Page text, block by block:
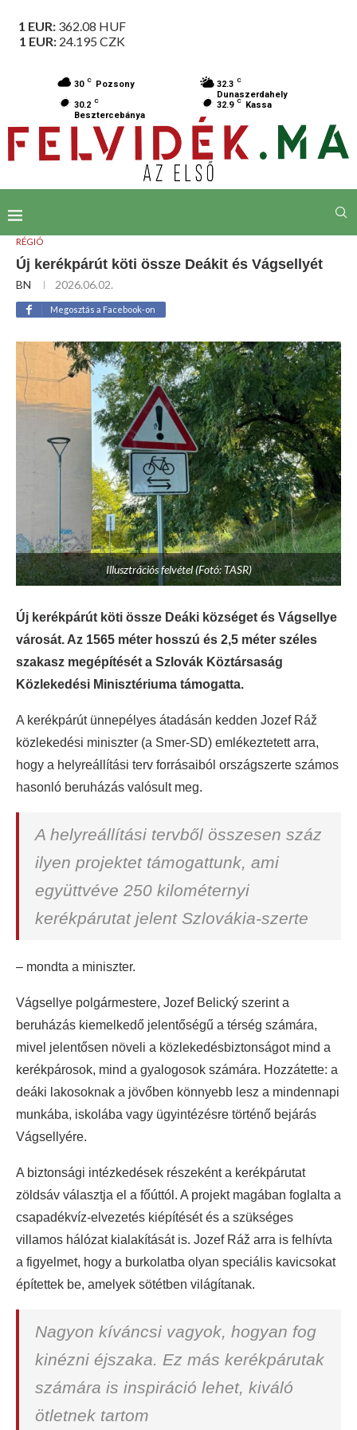
1 EUR: 362.08 HUF
1 EUR: 24.195 CZK
30 C Pozsony 32.3 C
Dunaszerdahely
30.2 C
Besztercebánya
32.9 C Kassa
RÉGIÓ
Új kerékpárút köti össze Deákit és Vágsellyét
BN 2026.06.02.
Megosztás a Facebook-on
Illusztrációs felvétel (Fotó: TASR)
Új kerékpárút köti össze Deáki községet és Vágsellye
városát. Az 1565 méter hosszú és 2,5 méter széles
szakasz megépítését a Szlovák Köztársaság
Közlekedési Minisztériuma támogatta.
A kerékpárút ünnepélyes átadásán kedden Jozef Ráž
közlekedési miniszter (a Smer-SD) emlékeztetett arra,
hogy a helyreállítási terv forrásaiból országszerte számos
hasonló beruházás valósult meg.
A helyreállítási tervből összesen száz
ilyen projektet támogattunk, ami
együttvéve 250 kilométernyi
kerékpárutat jelent Szlovákia-szerte
– mondta a miniszter.
Vágsellye polgármestere, Jozef Belický szerint a
beruházás kiemelkedő jelentőségű a térség számára,
mivel jelentősen növeli a közlekedésbiztonságot mind a
kerékpárosok, mind a gyalogosok számára. Hozzátette: a
deáki lakosoknak a jövőben könnyebb lesz a mindennapi
munkába, iskolába vagy ügyintézésre történő bejárás
Vágsellyére.
A biztonsági intézkedések részeként a kerékpárutat
zöldsáv választja el a főúttól. A projekt magában foglalta a
csapadékvíz-elvezetés kiépítését és a szükséges
villamos hálózat kialakítását is. Jozef Ráž arra is felhívta
a figyelmet, hogy a burkolatba olyan speciális kavicsokat
építettek be, amelyek sötétben világítanak.
Nagyon kíváncsi vagyok, hogyan fog
kinézni éjszaka. Ez más kerékpárutak
számára is inspiráció lehet, kiváló
ötletnek tartom